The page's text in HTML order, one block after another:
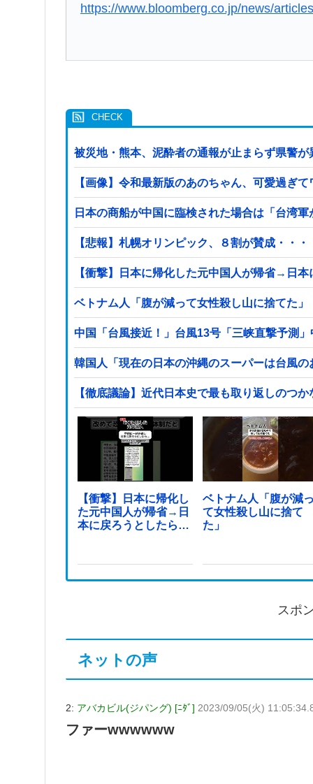
https://www.bloomberg.co.jp/news/
被災地・熊本、泥酔者の通報が止まらず県警が
【画像】令和最新版のあのちゃん、可愛過ぎ
日本の商船が中国に臨検された場合は「台湾
【悲報】札幌オリンピック、８割が賛成・・・
【衝撃】日本に帰化した元中国人が帰省→日
ベトナム人「腹が減って女性殺し山に捨てた」
中国「台風接近！」台風13号「三峡直撃予測
韓国人「現在の日本の沖縄のスーパーは台風
【徹底議論】近代日本史で最も取り返しのつ
【衝撃】日本に帰化し
た元中国人が帰省→日
本に戻ろうとしたら…
ベトナム人「腹が減
て女性殺し山に捨て
た」
スポ
ネットの声
2: アバカビル(ジパング) [ﾆﾀﾞ] 2023/09/05(火)
ファーwwwwww